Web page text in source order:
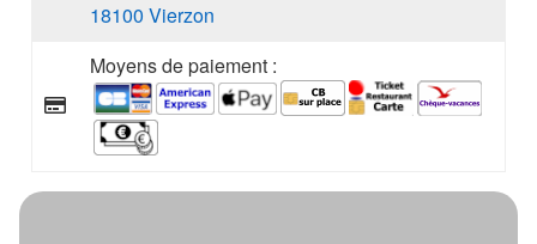
18100 Vierzon
Moyens de paiement :